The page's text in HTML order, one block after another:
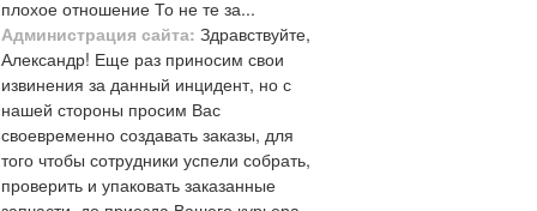
плохое отношение То не те за...
Администрация сайта: Здравствуйте,
Александр! Еще раз приносим свои
извинения за данный инцидент, но с
нашей стороны просим Вас
своевременно создавать заказы, для
того чтобы сотрудники успели собрать,
проверить и упаковать заказанные